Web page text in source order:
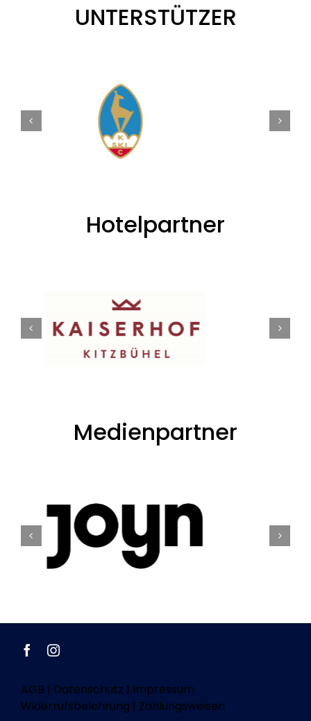
UNTERSTÜTZER
Hotelpartner
Medienpartner
AGB | Datenschutz | Impressum
Widerrufsbelehrung | Zahlungsweisen